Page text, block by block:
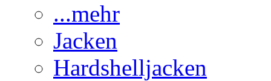
...mehr
Jacken
Hardshelljacken